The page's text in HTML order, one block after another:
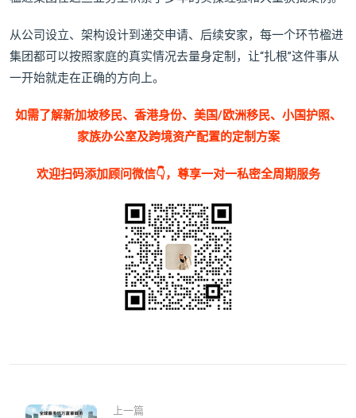
从公司设立、架构设计到递交申请、后续安家，每一个环节楹进
集团都可以按照家庭的真实情况去量身定制，让“扎根”这件事从
一开始就走在正确的方向上。
如需了解新加坡移民、香港身份、美国/欧洲移民、小国护照、
家族办公室及跨境资产配置的定制方案
欢迎扫码添加顾问微信👇，尊享一对一私密全周期服务
上一篇